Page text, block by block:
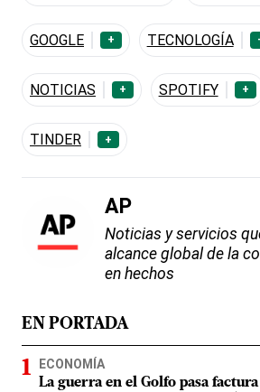
GOOGLE + TECNOLOGÍA
NOTICIAS + SPOTIFY +
TINDER +
AP
Noticias y servicios
alcance global de la
en hechos
EN PORTADA
ECONOMÍA
La guerra en el Golfo pasa